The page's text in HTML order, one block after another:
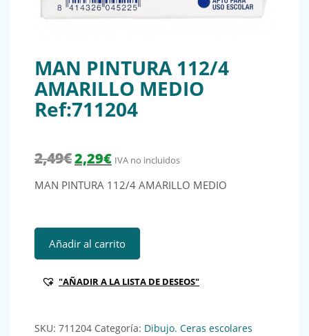
MAN PINTURA 112/4
AMARILLO MEDIO
Ref:711204
2,49€ El precio original era: 2,49€.
2,29€El precio actual es: 2,29€.
IVA no incluidos
MAN PINTURA 112/4 AMARILLO MEDIO
MAN PINTURA 112/4 AMARILLO MEDIO Ref:711204
Añadir al carrito
"AÑADIR A LA LISTA DE DESEOS"
SKU: 711204 Categoría: Dibujo. Ceras escolares